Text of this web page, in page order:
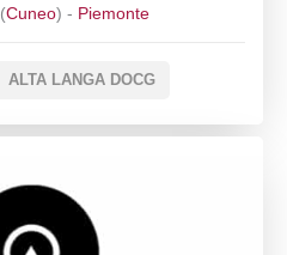
(Cuneo) - Piemonte
ALTA LANGA DOCG